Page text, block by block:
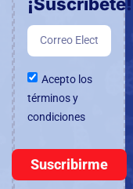
Acepto los
términos y
condiciones
Suscribirme